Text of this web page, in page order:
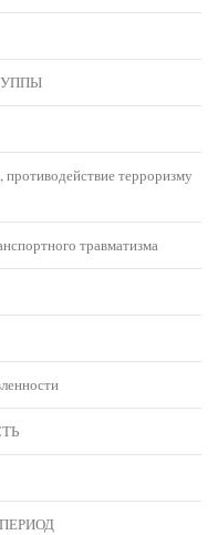
терроризму
травматизма